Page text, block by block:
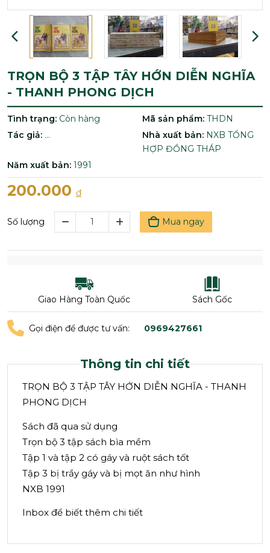
TRỌN BỘ 3 TẬP TÂY HỚN DIỄN NGHĨA
- THANH PHONG DỊCH
Tình trạng: Còn hàng Mã sản phẩm: THDN
Tác giả: ... Nhà xuất bản: NXB TỔNG
HỢP ĐỒNG THÁP
Năm xuất bản: 1991
200.000 đ
Số lượng Mua ngay
Giao Hàng Toàn Quốc Sách Gốc
Gọi điện để được tư vấn: 0969427661
Thông tin chi tiết
TRỌN BỘ 3 TẬP TÂY HỚN DIỄN NGHĨA - THANH
PHONG DỊCH
Sách đã qua sử dụng
Trọn bộ 3 tập sách bìa mềm
Tập 1 và tập 2 có gáy và ruột sách tốt
Tập 3 bị trầy gáy và bị mọt ăn như hình
NXB 1991
Inbox để biết thêm chi tiết